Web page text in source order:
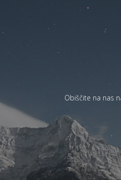
Obiščite na nas